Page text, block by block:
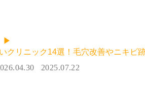
クリニック14選！毛穴改善やニキビ
2025.07.22